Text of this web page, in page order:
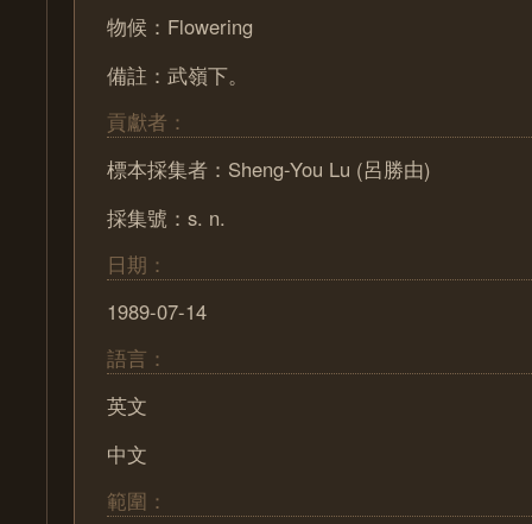
物候：Flowering
備註：武嶺下。
貢獻者：
標本採集者：Sheng-You Lu (呂勝由)
採集號：s. n.
日期：
1989-07-14
語言：
英文
中文
範圍：